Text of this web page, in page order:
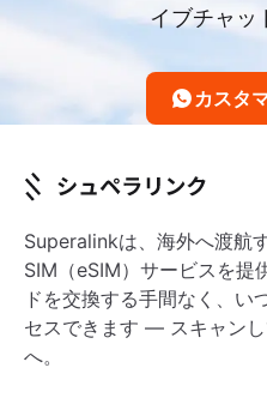
イブチャッ
カスタ
Superalinkは、海外へ渡航
SIM（eSIM）サービスを提
ドを交換する手間なく、い
セスできます — スキャン
へ。